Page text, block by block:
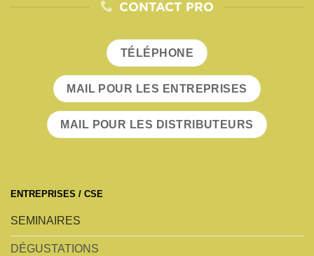
CONTACT PRO
TÉLÉPHONE
MAIL POUR LES ENTREPRISES
MAIL POUR LES DISTRIBUTEURS
ENTREPRISES / CSE
SEMINAIRES
DÉGUSTATIONS